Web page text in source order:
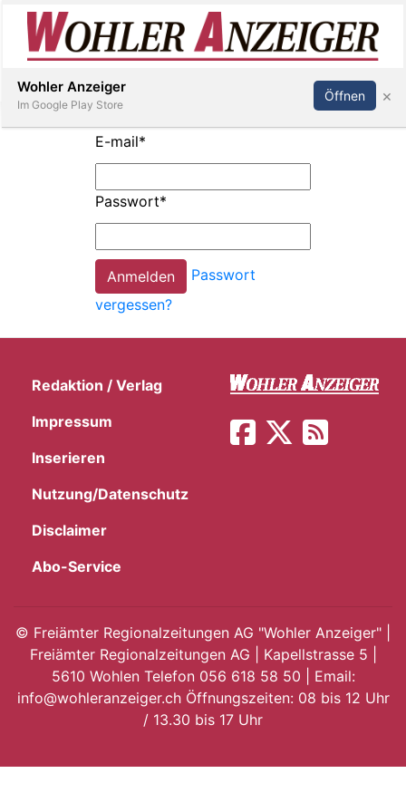
E-
App
Inserieren Abonnieren Anmelden
E-mail*
Passwort*
Passwort
vergessen?
Redaktion / Verlag
Impressum
Inserieren
Nutzung/Datenschutz
Disclaimer
Abo-Service
© Freiämter Regionalzeitungen AG "Wohler Anzeiger" |
Freiämter Regionalzeitungen AG | Kapellstrasse 5 |
5610 Wohlen Telefon 056 618 58 50 | Email:
info@wohleranzeiger.ch Öffnungszeiten: 08 bis 12 Uhr
/ 13.30 bis 17 Uhr
Wohler Anzeiger
Im Google Play Store
Öffnen ×